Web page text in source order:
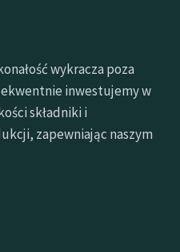
wykracza poza
inwestujemy w
składniki i
zapewniając naszym